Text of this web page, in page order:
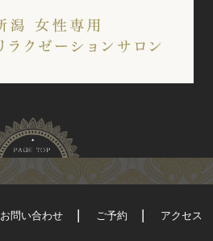
お問い合わせ ご予約 アクセス